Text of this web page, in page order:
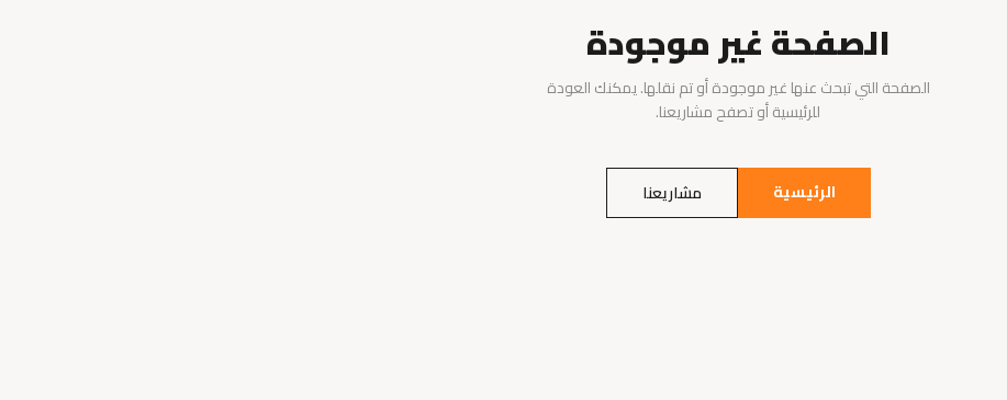
الصفحة غير موجودة
الصفحة التي تبحث عنها غير موجودة أو تم نقلها. يمكنك العودة
للرئيسية أو تصفح مشاريعنا.
الرئيسية مشاريعنا